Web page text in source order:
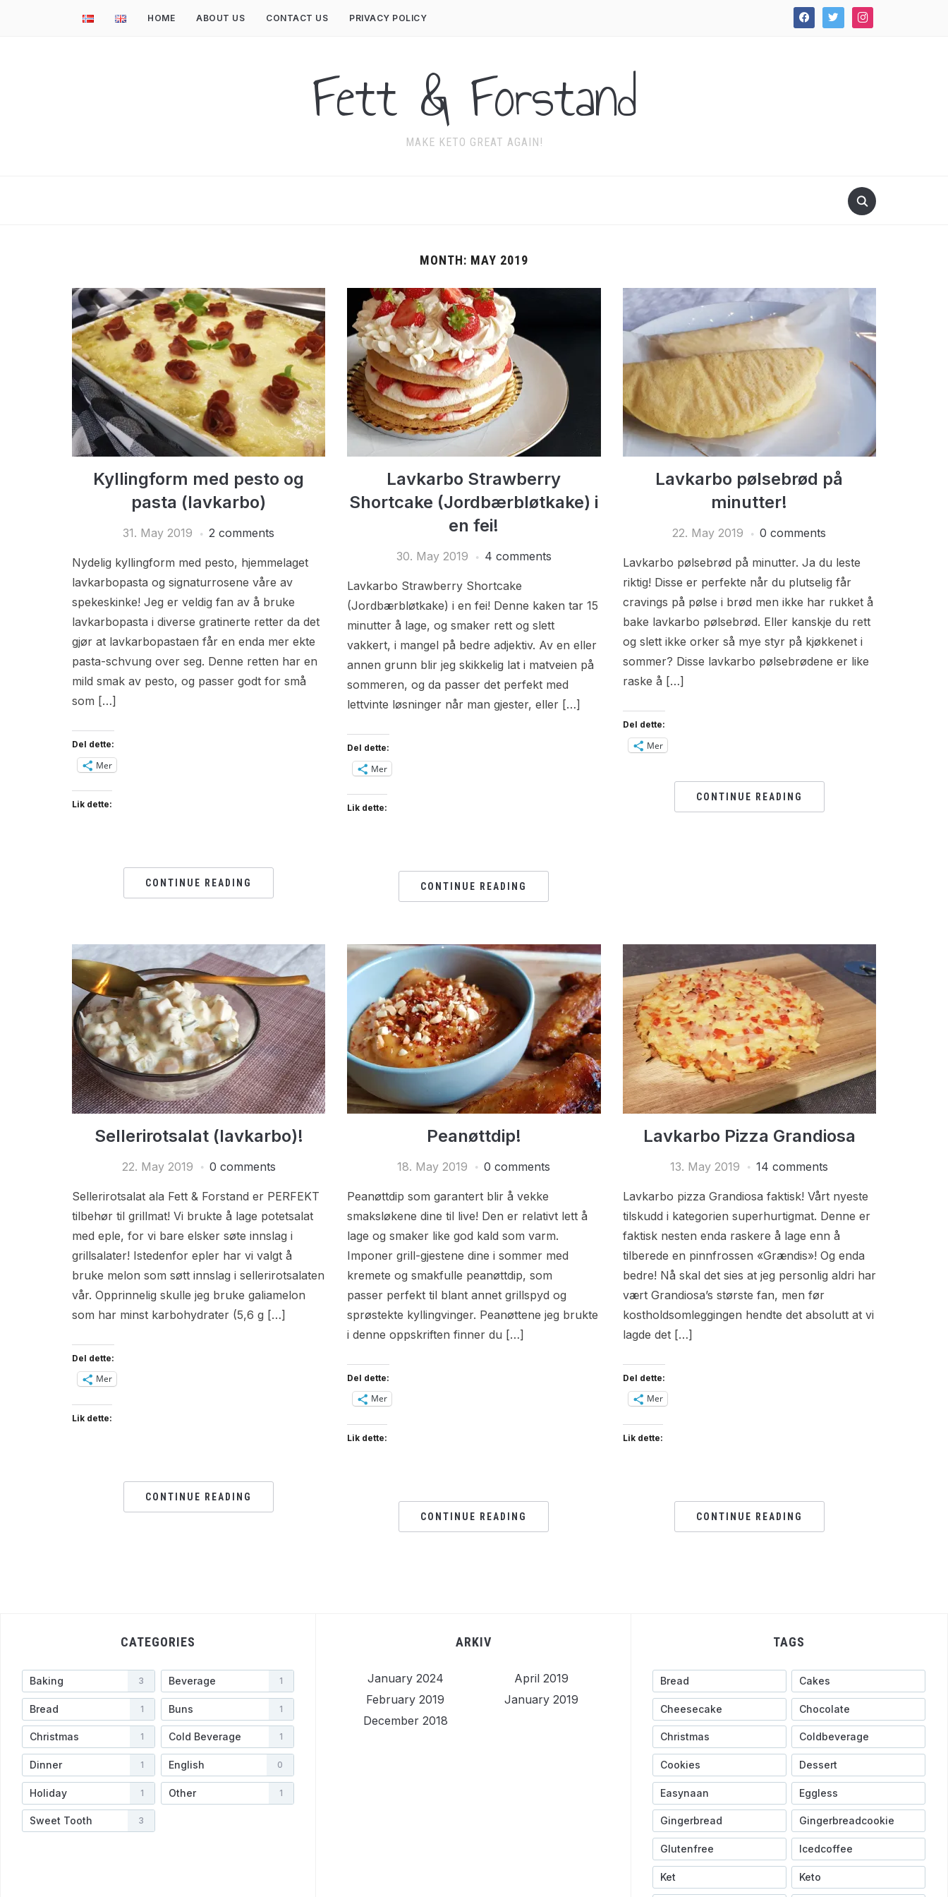
facebooktwitter instagram
HOME ABOUT US CONTACT US PRIVACY POLICY
Fett & Forstand
MAKE KETO GREAT AGAIN!
MONTH: MAY 2019
Kyllingform med pesto og
pasta (lavkarbo)
31. May 2019 2 comments
Nydelig kyllingform med pesto, hjemmelaget
lavkarbopasta og signaturrosene våre av
spekeskinke! Jeg er veldig fan av å bruke
lavkarbopasta i diverse gratinerte retter da det
gjør at lavkarbopastaen får en enda mer ekte
pasta-schvung over seg. Denne retten har en
mild smak av pesto, og passer godt for små
som […]
Del dette:
Mer
Lik dette:
CONTINUE READING
Lavkarbo Strawberry
Shortcake (Jordbærbløtkake) i
en fei!
30. May 2019 4 comments
Lavkarbo Strawberry Shortcake
(Jordbærbløtkake) i en fei! Denne kaken tar 15
minutter å lage, og smaker rett og slett
vakkert, i mangel på bedre adjektiv. Av en eller
annen grunn blir jeg skikkelig lat i matveien på
sommeren, og da passer det perfekt med
lettvinte løsninger når man gjester, eller […]
Del dette:
Mer
Lik dette:
CONTINUE READING
Lavkarbo pølsebrød på
minutter!
22. May 2019 0 comments
Lavkarbo pølsebrød på minutter. Ja du leste
riktig! Disse er perfekte når du plutselig får
cravings på pølse i brød men ikke har rukket å
bake lavkarbo pølsebrød. Eller kanskje du rett
og slett ikke orker så mye styr på kjøkkenet i
sommer? Disse lavkarbo pølsebrødene er like
raske å […]
Del dette:
Mer
CONTINUE READING
Sellerirotsalat (lavkarbo)!
22. May 2019 0 comments
Sellerirotsalat ala Fett & Forstand er PERFEKT
tilbehør til grillmat! Vi brukte å lage potetsalat
med eple, for vi bare elsker søte innslag i
grillsalater! Istedenfor epler har vi valgt å
bruke melon som søtt innslag i sellerirotsalaten
vår. Opprinnelig skulle jeg bruke galiamelon
som har minst karbohydrater (5,6 g […]
Del dette:
Mer
Lik dette:
CONTINUE READING
Peanøttdip!
18. May 2019 0 comments
Peanøttdip som garantert blir å vekke
smaksløkene dine til live! Den er relativt lett å
lage og smaker like god kald som varm.
Imponer grill-gjestene dine i sommer med
kremete og smakfulle peanøttdip, som
passer perfekt til blant annet grillspyd og
sprøstekte kyllingvinger. Peanøttene jeg brukte
i denne oppskriften finner du […]
Del dette:
Mer
Lik dette:
CONTINUE READING
Lavkarbo Pizza Grandiosa
13. May 2019 14 comments
Lavkarbo pizza Grandiosa faktisk! Vårt nyeste
tilskudd i kategorien superhurtigmat. Denne er
faktisk nesten enda raskere å lage enn å
tilberede en pinnfrossen «Grændis»! Og enda
bedre! Nå skal det sies at jeg personlig aldri har
vært Grandiosa’s største fan, men før
kostholdsomleggingen hendte det absolutt at vi
lagde det […]
Del dette:
Mer
Lik dette:
CONTINUE READING
CATEGORIES
Baking 3 Beverage 1
Bread 1 Buns 1
Christmas 1 Cold Beverage 1
Dinner 1 English 0
Holiday 1 Other 1
Sweet Tooth 3
ARKIV
January 2024
April 2019
February 2019
January 2019
December 2018
TAGS
Bread Cakes
Cheesecake Chocolate
Christmas Coldbeverage
Cookies Dessert
Easynaan Eggless
Gingerbread Gingerbreadcookie
Glutenfree Icedcoffee
Ket Keto